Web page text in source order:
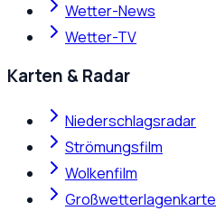
Wetter-News
Wetter-TV
Karten & Radar
Niederschlagsradar
Strömungsfilm
Wolkenfilm
Großwetterlagenkarte